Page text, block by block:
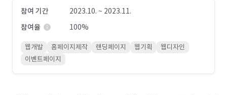
참여 기간
2023.10. ~ 2023.11.
참여율
100%
웹개발 홈페이지제작 랜딩페이지 웹기획
웹디자인
이벤트페이지